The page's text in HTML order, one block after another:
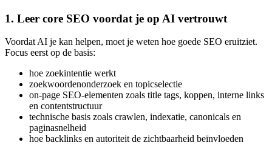
1. Leer core SEO voordat je op AI vertrouwt
Voordat AI je kan helpen, moet je weten hoe goede SEO eruitziet.
Focus eerst op de basis:
hoe zoekintentie werkt
zoekwoordenonderzoek en topicselectie
on-page SEO-elementen zoals title tags, koppen, interne links
en contentstructuur
technische basis zoals crawlen, indexatie, canonicals en
paginasnelheid
hoe backlinks en autoriteit de zichtbaarheid beïnvloeden